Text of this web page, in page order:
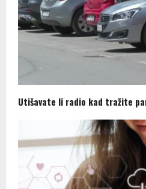
Utišavate li radio kad tražite